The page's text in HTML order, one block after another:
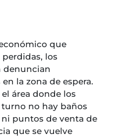
que
los
denuncian
la zona de espera.
área donde los
no hay baños
puntos de venta de
que se vuelve